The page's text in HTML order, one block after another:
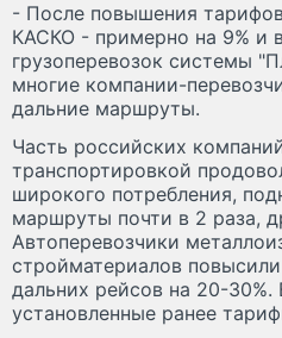
- После повышения
КАСКО - примерно на 9% и
грузоперевозок системы
многие компании-
дальние маршруты.
Часть российских
транспортировкой
широкого потребления,
маршруты почти в 2 раза,
Автоперевозчики
стройматериалов
дальних рейсов на 20-30%.
установленные ранее